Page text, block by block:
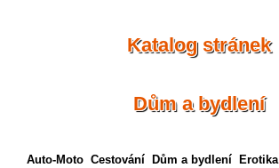
Katalog stránek
Dům a bydlení
Auto-Moto Cestování Dům a bydlení Erotika